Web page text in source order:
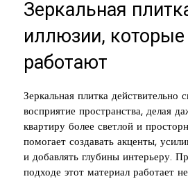
Зеркальная
иллюзии, которые
работают
Зеркальная плитка действительно
восприятие пространства, делая
квартиру более светлой и
помогает создавать акценты,
и добавлять глубины интерьеру.
подходе этот материал работает